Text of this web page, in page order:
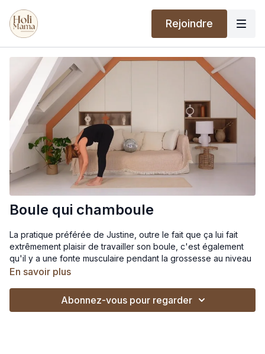
Rejoindre
Boule qui chamboule
La pratique préférée de Justine, outre le fait que ça lui fait
extrêmement plaisir de travailler son boule, c'est également
qu'il y a une fonte musculaire pendant la grossesse au niveau
des jambes et des fessiers en général et cela peut avoir un
🎵 Si tu veux pratiquer en musique :
En savoir plus
Abonnez-vous pour regarder